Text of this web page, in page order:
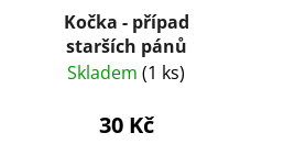
Kočka - případ
starších pánů
Skladem (1 ks)
30 Kč